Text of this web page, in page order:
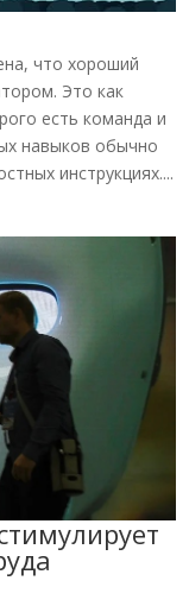
что хороший
Это как
есть команда и
навыков обычно
инструкциях....